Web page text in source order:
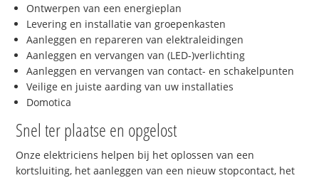
Ontwerpen van een energieplan
Levering en installatie van groepenkasten
Aanleggen en repareren van elektraleidingen
Aanleggen en vervangen van (LED-)verlichting
Aanleggen en vervangen van contact- en schakelpunten
Veilige en juiste aarding van uw installaties
Domotica
Snel ter plaatse en opgelost
Onze elektriciens helpen bij het oplossen van een
kortsluiting, het aanleggen van een nieuw stopcontact, het